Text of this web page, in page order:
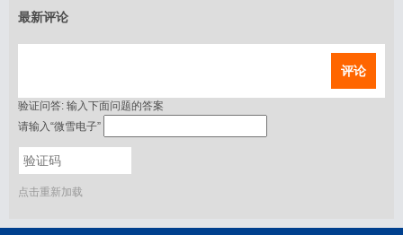
最新评论
评论
验证问答: 输入下面问题的答案
请输入“微雪电子”
点击重新加载